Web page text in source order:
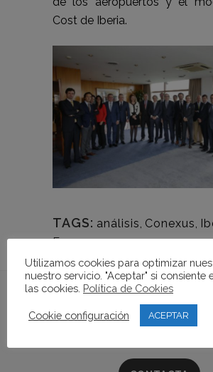
Cost de Iberia.
TAGS: análisis, Conexus,
Express
Si quieres
Utilizamos cookies para optimizar
nuestro servicio. "Aceptar" si consiente
las cookies. Política de Cookies
Cookie configuración ACEPTAR